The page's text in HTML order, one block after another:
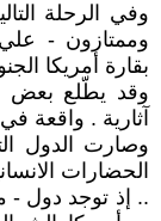
وفي الرحلة
وممتازون -
بقارة أمريكا
وقد يطّلع بعض
آثارية . واقعة
وصارت الدول
الحضارات
.. إذ توجد دول -